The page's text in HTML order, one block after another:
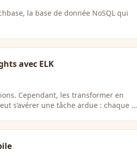
la base de donnée NoSQL qui
avec ELK
Cependant, les transformer en
s’avérer une tâche ardue : chaque …